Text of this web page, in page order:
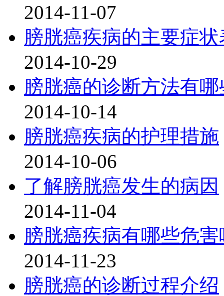
2014-11-07
膀胱癌疾病的主要症
2014-10-29
膀胱癌的诊断方法有哪
2014-10-14
膀胱癌疾病的护理措施
2014-10-06
了解膀胱癌发生的病因
2014-11-04
膀胱癌疾病有哪些危害
2014-11-23
膀胱癌的诊断过程介绍